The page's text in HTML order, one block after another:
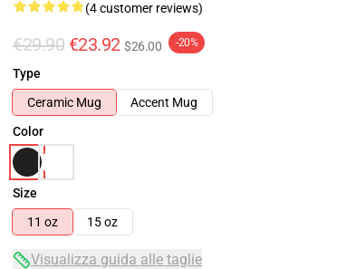
(4 customer reviews)
€29.90 €23.92 $26.00 -20%
Type
Ceramic Mug
Accent Mug
Color
Size
11 oz
15 oz
Visualizza guida alle taglie